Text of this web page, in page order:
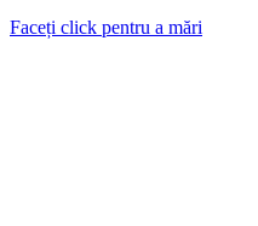
Faceți click pentru a mări